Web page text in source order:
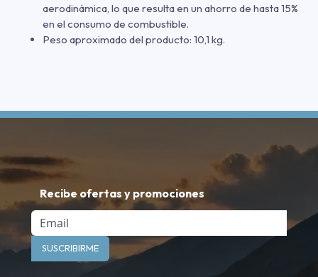
aerodinámica, lo que resulta en un ahorro de hasta 15%
en el consumo de combustible.
Peso aproximado del producto: 10,1 kg.
Recibe ofertas y promociones
Email
SUSCRIBIRME